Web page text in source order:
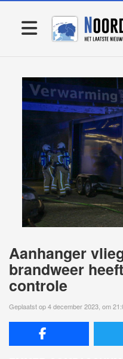
Aanhanger
brandweer
controle
Geplaatst op 4 december 2023, om